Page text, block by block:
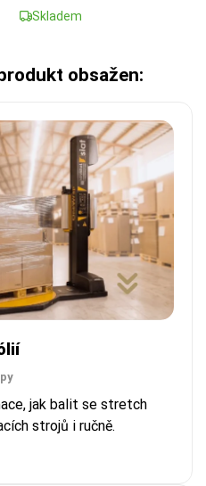
Skladem
obsažen:
jak balit se stretch
strojů i ručně.